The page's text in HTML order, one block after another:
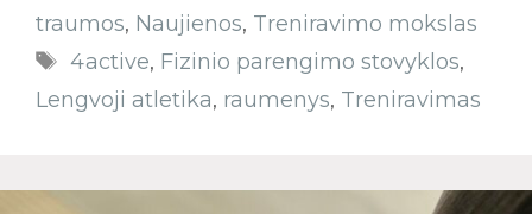
traumos, Naujienos, Treniravimo mokslas
4active, Fizinio parengimo stovyklos,
Lengvoji atletika, raumenys, Treniravimas